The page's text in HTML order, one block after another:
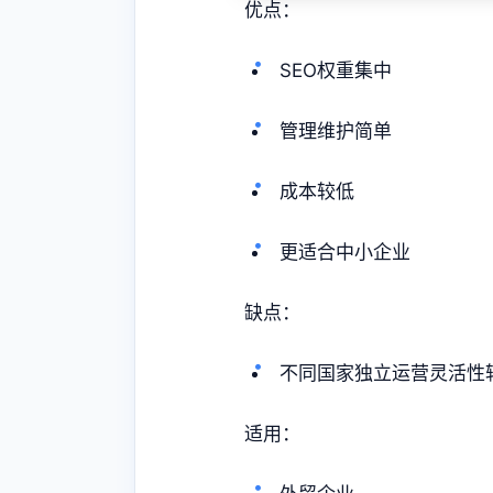
优点：
SEO权重集中
管理维护简单
成本较低
更适合中小企业
缺点：
不同国家独立运营灵活性
适用：